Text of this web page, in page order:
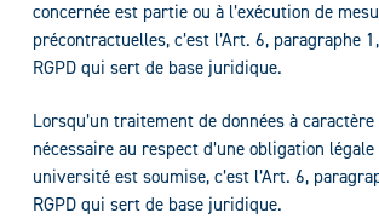
concernée est partie ou à l’exécution de
précontractuelles, c’est l’Art. 6, paragraphe
RGPD qui sert de base juridique.
Lorsqu’un traitement de données à
nécessaire au respect d’une obligation
université est soumise, c’est l’Art. 6,
RGPD qui sert de base juridique.